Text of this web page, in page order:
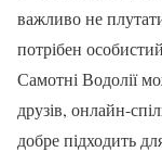
важливо не
потрібен
Самотні Водолії
друзів, онлайн-
добре підходить